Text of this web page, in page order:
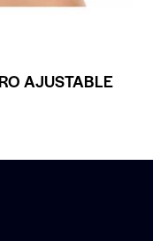
AJUSTABLE